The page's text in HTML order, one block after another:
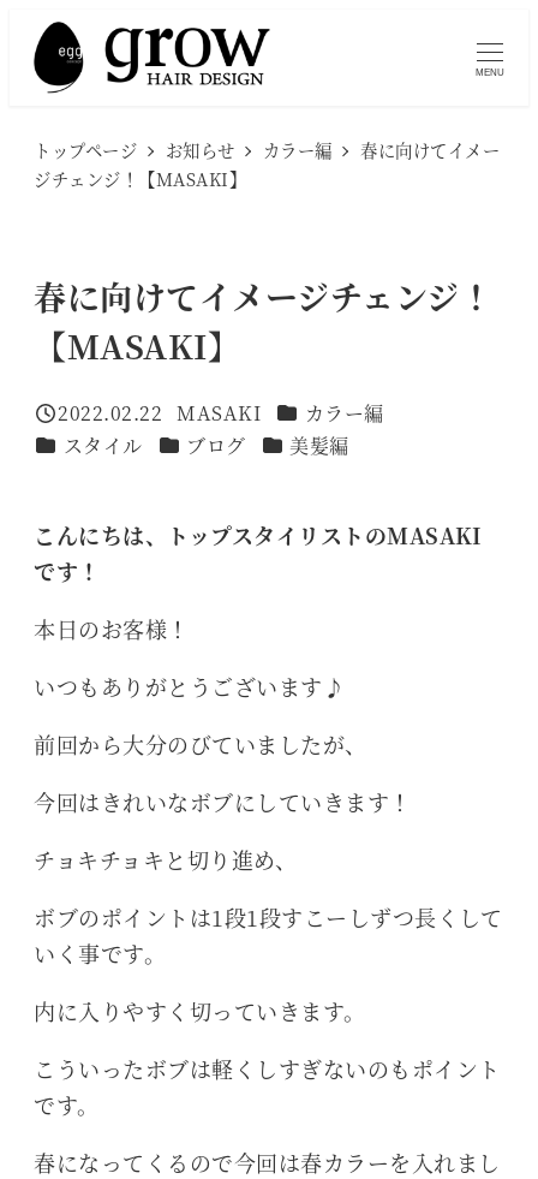
MENU
トップページ お知らせ カラー編
春に向けてイメー
ジチェンジ！【MASAKI】
春に向けてイメージチェンジ！
【MASAKI】
投稿日
2022.02.22
著
者
MASAKI カテゴリー
カラー編
カテゴリー
スタイル カテゴリー
ブログ カテゴリー
美髪編
こんにちは、トップスタイリストのMASAKI
です！
本日のお客様！
いつもありがとうございます♪
前回から大分のびていましたが、
今回はきれいなボブにしていきます！
チョキチョキと切り進め、
ボブのポイントは1段1段すこーしずつ長くして
いく事です。
内に入りやすく切っていきます。
こういったボブは軽くしすぎないのもポイント
です。
春になってくるので今回は春カラーを入れまし